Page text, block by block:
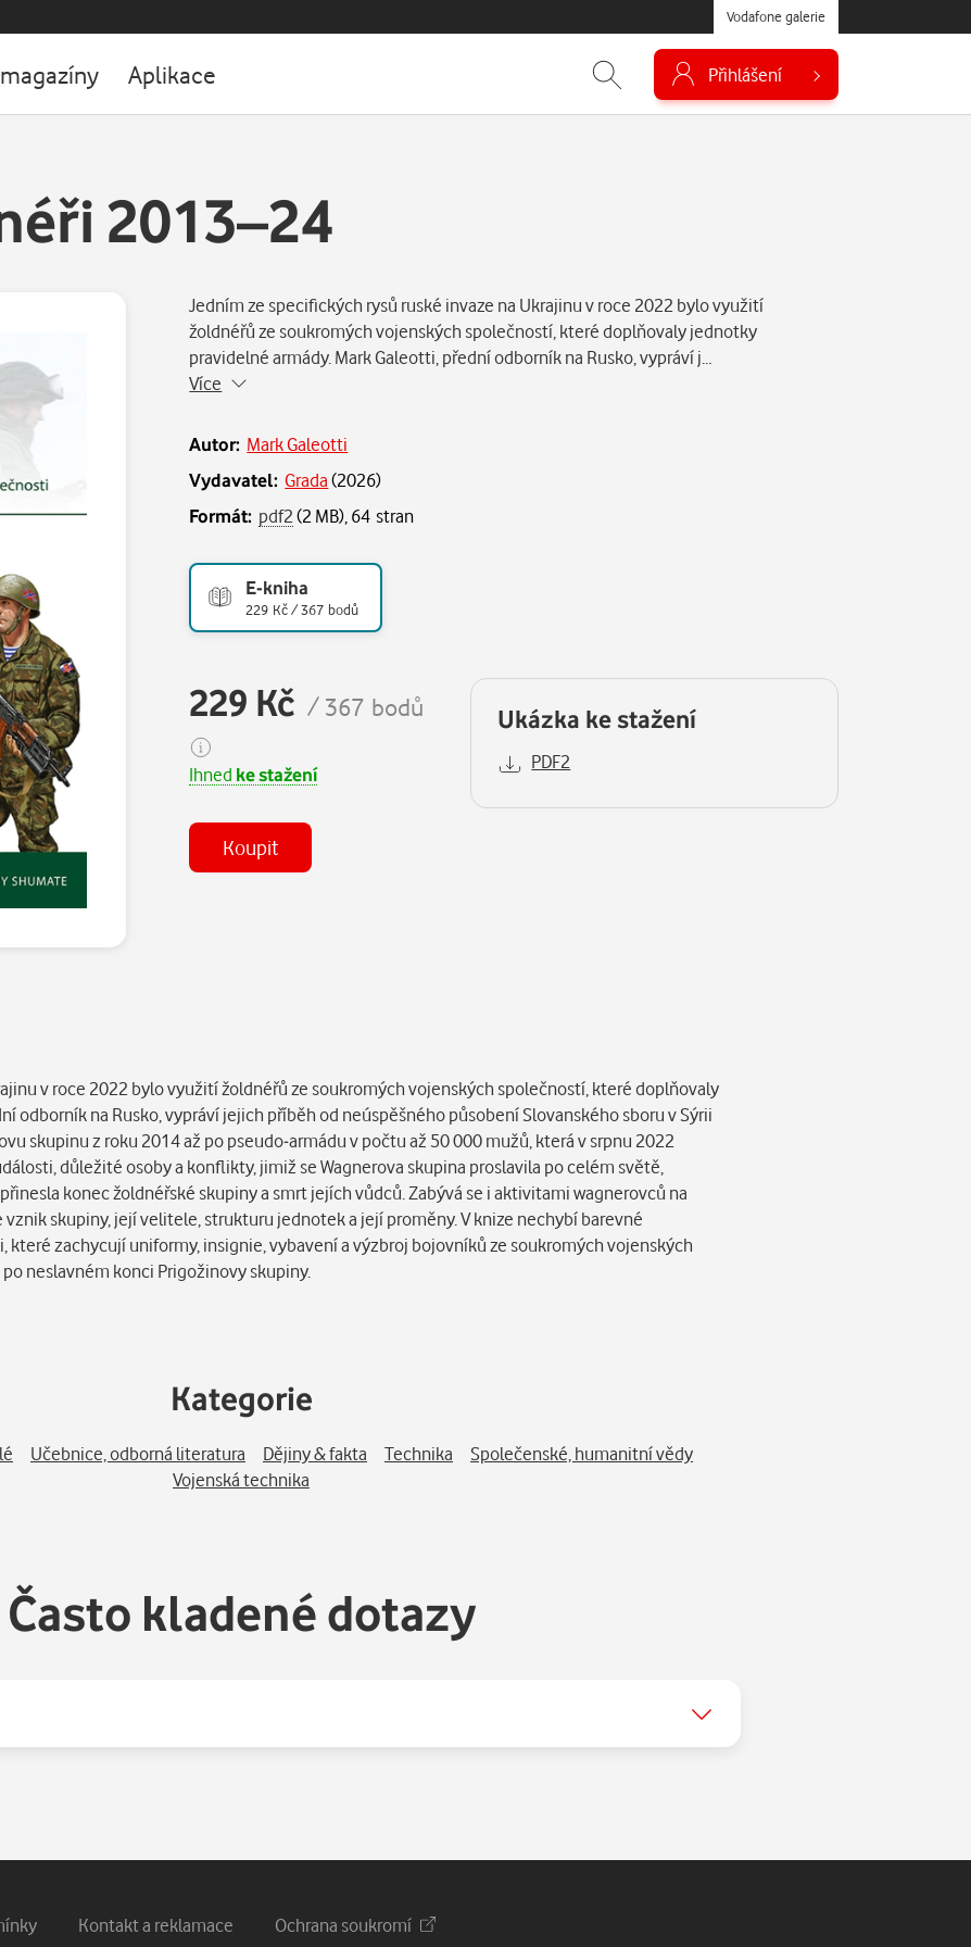
Vodafone galerie
Aplikace Přihlášení
2013–24
Jedním ze specifických rysů ruské invaze na Ukrajinu v roce 2022 bylo využití
žoldnéřů ze soukromých vojenských společností, které doplňovaly jednotky
pravidelné armády. Mark Galeotti, přední odborník na Rusko, vypráví j…
Více
Autor: Mark Galeotti
Vydavatel: Grada(2026)
Formát: pdf2(2 MB), 64 stran
E-kniha
229 Kč / 367 bodů
229 Kč / 367 bodů
Ihned ke stažení
Koupit
Ukázka ke stažení
PDF2
v roce 2022 bylo využití žoldnéřů ze soukromých vojenských společností, které doplňovaly
odborník na Rusko, vypráví jejich příběh od neúspěšného působení Slovanského sboru v Sýrii
skupinu z roku 2014 až po pseudo-armádu v počtu až 50 000 mužů, která v srpnu 2022
důležité osoby a konflikty, jimiž se Wagnerova skupina proslavila po celém světě,
konec žoldnéřské skupiny a smrt jejích vůdců. Zabývá se i aktivitami wagnerovců na
skupiny, její velitele, strukturu jednotek a její proměny. V knize nechybí barevné
zachycují uniformy, insignie, vybavení a výzbroj bojovníků ze soukromých vojenských
neslavném konci Prigožinovy skupiny.
Kategorie
Učebnice, odborná literatura Dějiny & fakta Technika
Společenské, humanitní vědy
Vojenská technika
Často kladené dotazy
Kontakt a reklamace Ochrana soukromí